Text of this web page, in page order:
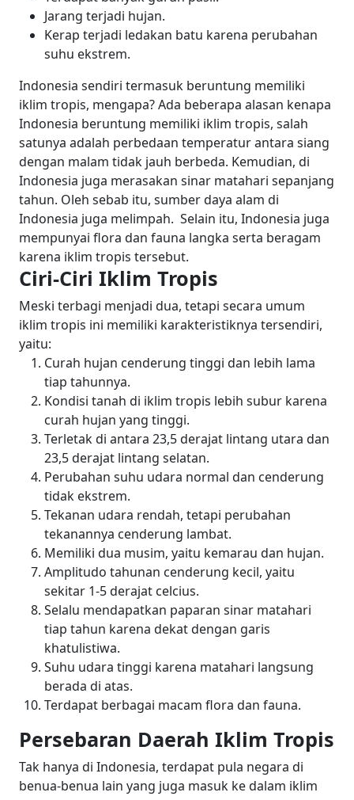
Jarang terjadi hujan.
Kerap terjadi ledakan batu karena perubahan
suhu ekstrem.
Indonesia sendiri termasuk beruntung memiliki
iklim tropis, mengapa? Ada beberapa alasan kenapa
Indonesia beruntung memiliki iklim tropis, salah
satunya adalah perbedaan temperatur antara siang
dengan malam tidak jauh berbeda. Kemudian, di
Indonesia juga merasakan sinar matahari sepanjang
tahun. Oleh sebab itu, sumber daya alam di
Indonesia juga melimpah. Selain itu, Indonesia juga
mempunyai flora dan fauna langka serta beragam
karena iklim tropis tersebut.
Ciri-Ciri Iklim Tropis
Meski terbagi menjadi dua, tetapi secara umum
iklim tropis ini memiliki karakteristiknya tersendiri,
yaitu:
Curah hujan cenderung tinggi dan lebih lama
tiap tahunnya.
Kondisi tanah di iklim tropis lebih subur karena
curah hujan yang tinggi.
Terletak di antara 23,5 derajat lintang utara dan
23,5 derajat lintang selatan.
Perubahan suhu udara normal dan cenderung
tidak ekstrem.
Tekanan udara rendah, tetapi perubahan
tekanannya cenderung lambat.
Memiliki dua musim, yaitu kemarau dan hujan.
Amplitudo tahunan cenderung kecil, yaitu
sekitar 1-5 derajat celcius.
Selalu mendapatkan paparan sinar matahari
tiap tahun karena dekat dengan garis
khatulistiwa.
Suhu udara tinggi karena matahari langsung
berada di atas.
Terdapat berbagai macam flora dan fauna.
Persebaran Daerah Iklim Tropis
Tak hanya di Indonesia, terdapat pula negara di
benua-benua lain yang juga masuk ke dalam iklim